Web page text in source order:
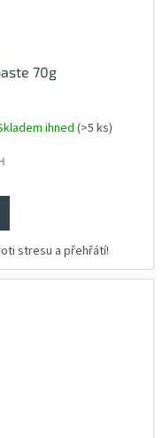
70g
ihned (>5 ks)
stresu a přehřátí!